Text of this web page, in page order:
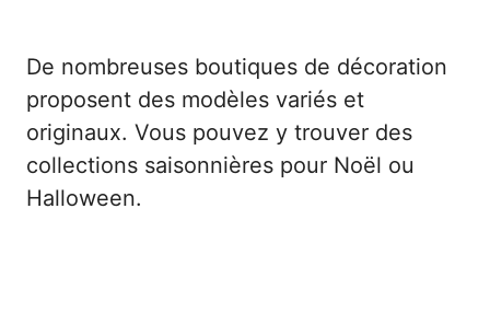
De nombreuses boutiques de décoration
proposent des modèles variés et
originaux. Vous pouvez y trouver des
collections saisonnières pour Noël ou
Halloween.